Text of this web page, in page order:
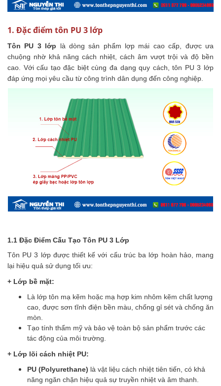
1. Đặc điểm tôn PU 3 lớp
Tôn PU 3 lớp là dòng sản phẩm lợp mái cao cấp, được ưa
chuộng nhờ khả năng cách nhiệt, cách âm vượt trội và độ bền
cao. Với cấu tạo đặc biệt cùng đa dạng quy cách, tôn PU 3 lớp
đáp ứng mọi yêu cầu từ công trình dân dụng đến công nghiệp.
1.1 Đặc Điểm Cấu Tạo Tôn PU 3 Lớp
Tôn PU 3 lớp được thiết kế với cấu trúc ba lớp hoàn hảo, mang
lại hiệu quả sử dụng tối ưu:
+ Lớp bề mặt:
Là lớp tôn mạ kẽm hoặc mạ hợp kim nhôm kẽm chất lượng
cao, được sơn tĩnh điện bền màu, chống gỉ sét và chống ăn
mòn.
Tạo tính thẩm mỹ và bảo vệ toàn bộ sản phẩm trước các
tác động của môi trường.
+ Lớp lõi cách nhiệt PU:
PU (Polyurethane) là vật liệu cách nhiệt tiên tiến, có khả
năng ngăn chặn hiệu quả sự truyền nhiệt và âm thanh.